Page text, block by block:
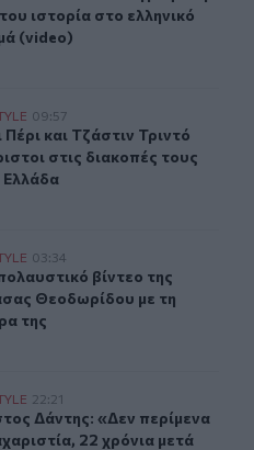
ιστορία στο ελληνικό
(video)
αχώριστοι στις
09:57
Πέρι και Τζάστιν Τριντό
Πέρι και Τζάστιν Τριντό
στις διακοπές τους
Ελλάδα
Νατάσας Θεοδωρίδου με τη
03:34
βίντεο της
βίντεο της
Θεοδωρίδου με τη
της
την αχαριστία, 22
22:21
Δάντης: «Δεν περίμενα
Δάντης: «Δεν περίμενα
22 χρόνια μετά